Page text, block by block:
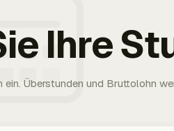
Ihre
Überstunden und Bruttolohn